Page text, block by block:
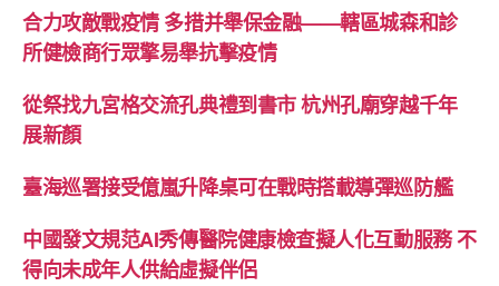
合力攻敵戰疫情 多措并舉保金融——轄區城森和診
所健檢商行眾擎易舉抗擊疫情
從祭找九宮格交流孔典禮到書市 杭州孔廟穿越千年
展新顏
臺海巡署接受億嵐升降桌可在戰時搭載導彈巡防艦
中國發文規范AI秀傳醫院健康檢查擬人化互動服務 不
得向未成年人供給虛擬伴侶